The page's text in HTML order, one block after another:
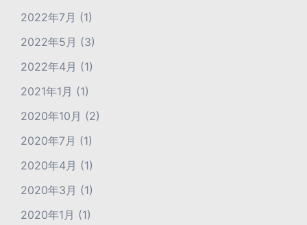
2022年7月 (1)
2022年5月 (3)
2022年4月 (1)
2021年1月 (1)
2020年10月 (2)
2020年7月 (1)
2020年4月 (1)
2020年3月 (1)
2020年1月 (1)